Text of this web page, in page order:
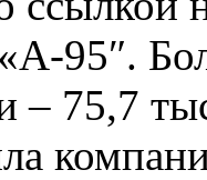
95″.
– 75,7